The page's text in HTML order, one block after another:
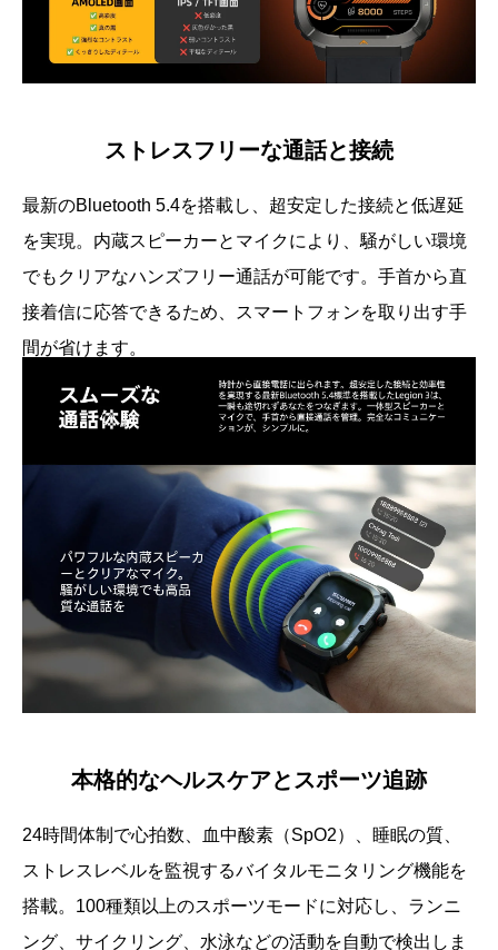
ストレスフリーな通話と接続
最新のBluetooth 5.4を搭載し、超安定した接続と低遅延
を実現。内蔵スピーカーとマイクにより、騒がしい環境
でもクリアなハンズフリー通話が可能です。手首から直
接着信に応答できるため、スマートフォンを取り出す手
間が省けます。
本格的なヘルスケアとスポーツ追跡
24時間体制で心拍数、血中酸素（SpO2）、睡眠の質、
ストレスレベルを監視するバイタルモニタリング機能を
搭載。100種類以上のスポーツモードに対応し、ランニ
ング、サイクリング、水泳などの活動を自動で検出しま